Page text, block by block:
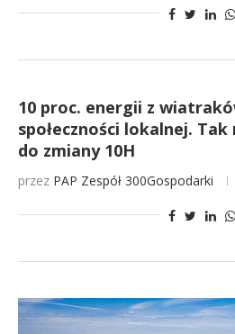
10 proc. energii z
społeczności lokalnej.
do zmiany 10H
przez PAP Zespół 300Gospodarki